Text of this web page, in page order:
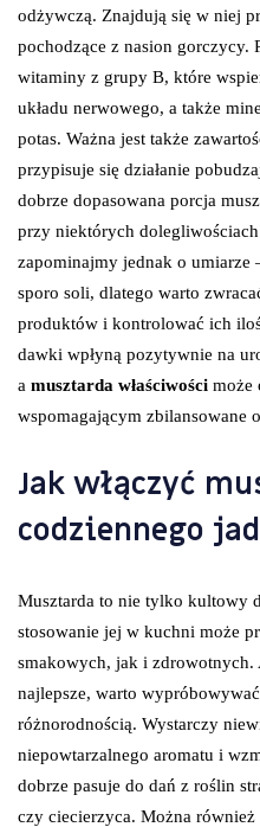
odżywczą. Znajdują się w niej
pochodzące z nasion gorczycy.
witaminy z grupy B, które
układu nerwowego, a także
potas. Ważna jest także
przypisuje się działanie
dobrze dopasowana porcja
przy niektórych
zapominajmy jednak o umiarze
sporo soli, dlatego warto
produktów i kontrolować ich
dawki wpłyną pozytywnie na
a musztarda właściwości może
wspomagającym zbilansowane
Jak włączyć
codziennego
Musztarda to nie tylko kultowy
stosowanie jej w kuchni może
smakowych, jak i zdrowotnych.
najlepsze, warto
różnorodnością. Wystarczy
niepowtarzalnego aromatu i
dobrze pasuje do dań z roślin
czy ciecierzyca. Można również